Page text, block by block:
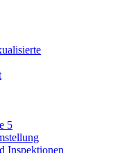
5
Inspektionen